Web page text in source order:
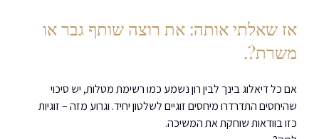
אז שאלתי אותה: את רוצה שותף גבר או
משרת?.
אם כל דיאלוג בינך לבין רון נשמע כמו רשימת מטלות, יש סיכוי
שהיחסים התדרדרו מיחסים זוגיים לשלטון יחיד. וגרוע מזה – זוגיות
כזו בוודאות שוחקת את המשיכה.